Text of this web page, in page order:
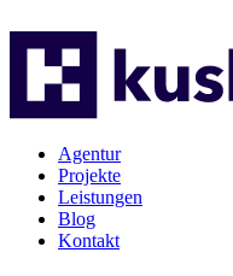
Agentur
Projekte
Leistungen
Blog
Kontakt